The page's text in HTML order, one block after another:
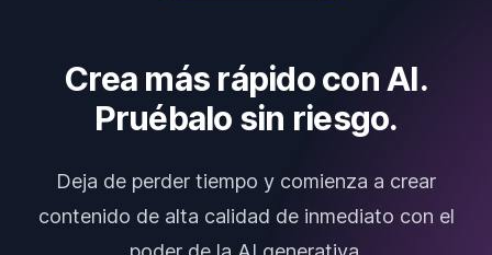
Crea más rápido con AI.
Pruébalo sin riesgo.
Deja de perder tiempo y comienza a crear
contenido de alta calidad de inmediato con el